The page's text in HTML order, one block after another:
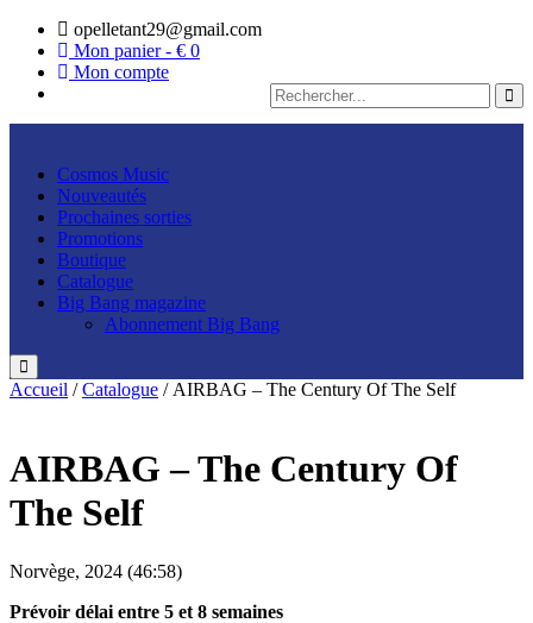
opelletant29@gmail.com
Mon panier - € 0
Mon compte
Cosmos Music
Nouveautés
Prochaines sorties
Promotions
Boutique
Catalogue
Big Bang magazine
Abonnement Big Bang
Accueil /Catalogue / AIRBAG – The Century Of The Self
AIRBAG – The Century Of
The Self
Norvège, 2024 (46:58)
Prévoir délai entre 5 et 8 semaines